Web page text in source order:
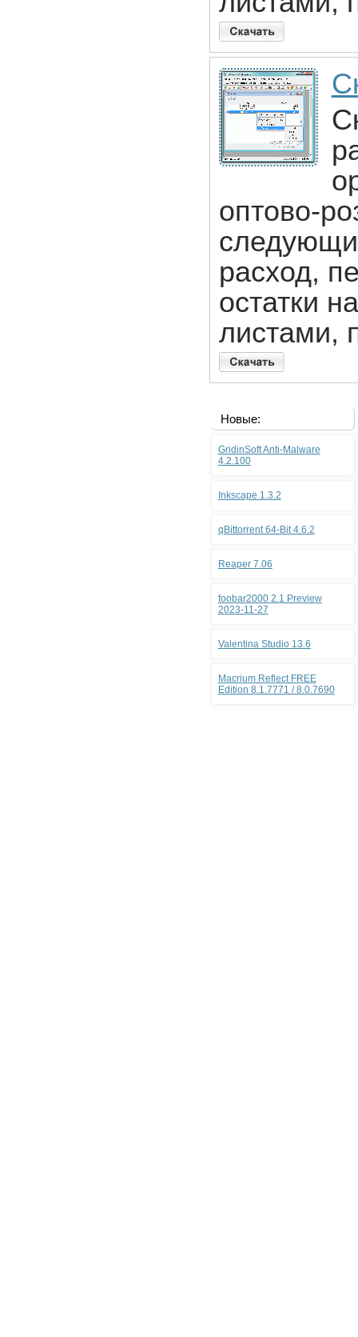
оптово-
расход,
остатки
листами,
Новые:
GridinSoft Anti-Malware
4.2.100
Inkscape 1.3.2
qBittorrent 64-Bit 4.6.2
Reaper 7.06
foobar2000 2.1 Preview
2023-11-27
Valentina Studio 13.6
Macrium Reflect FREE
Edition 8.1.7771 / 8.0.7690